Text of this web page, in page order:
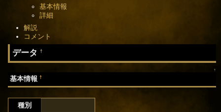
基本情報
詳細
解説
コメント
データ†
↑
基本情報†
種別